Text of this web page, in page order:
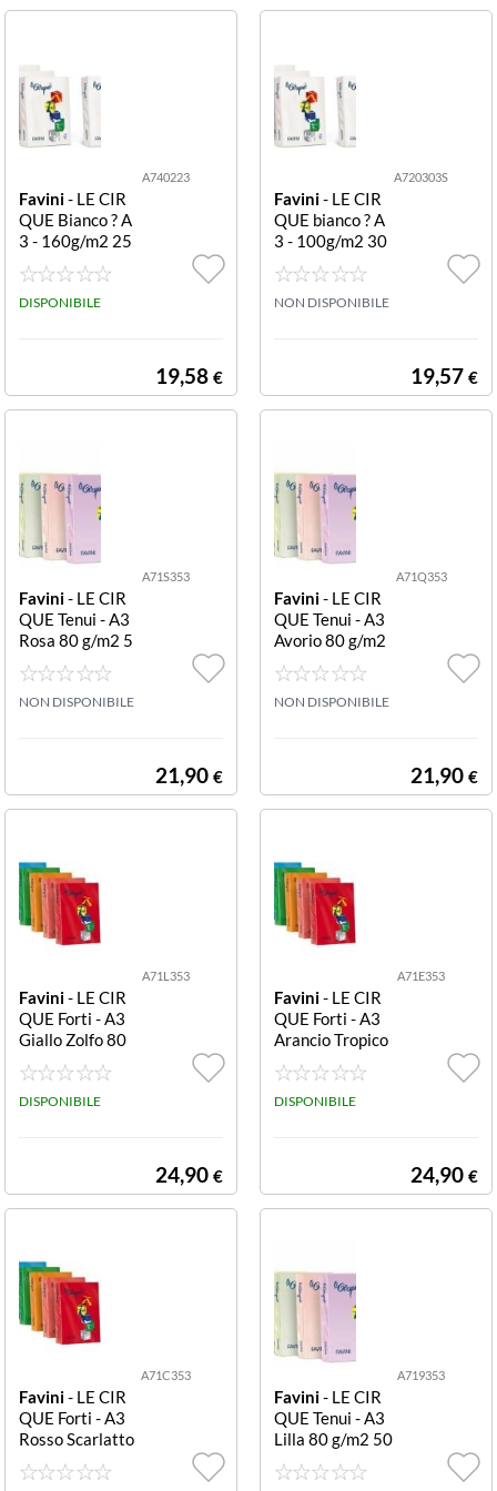
A740223
Favini- LE CIR
QUE Bianco ? A
3 - 160g/m2 25
0fogli RISMA A
740223 RISME
LE CIRQUE BIA
DISPONIBILE
19,58 €
A720303S
Favini- LE CIR
QUE bianco ? A
3 - 100g/m2 30
0fogli RISMA A
720303 RISMA
LE CIRQUE BIA
NON DISPONIBILE
19,57 €
A71S353
Favini- LE CIR
QUE Tenui - A3
Rosa 80 g/m2 5
00 fogli RISMA
80G A71S353 L
E CIRQUE:80 R
NON DISPONIBILE
21,90 €
A71Q353
Favini- LE CIR
QUE Tenui - A3
Avorio 80 g/m2
500 fogli RISM
A 80G A71Q35
3 LE CIRQUE:8
NON DISPONIBILE
21,90 €
A71L353
Favini- LE CIR
QUE Forti - A3
Giallo Zolfo 80
g/m2 500 fogli
RISMA 80G A7
1L353 LE CIRQ
DISPONIBILE
24,90 €
A71E353
Favini- LE CIR
QUE Forti - A3
Arancio Tropico
80 g/m2 500 fo
gli RISMA 80G
A71E353 LE CI
DISPONIBILE
24,90 €
A71C353
Favini- LE CIR
QUE Forti - A3
Rosso Scarlatto
80 g/m2 500 fo
gli RISMA 80G
A719353
Favini- LE CIR
QUE Tenui - A3
Lilla 80 g/m2 50
0 fogli RISMA 8
0G A719353 LE